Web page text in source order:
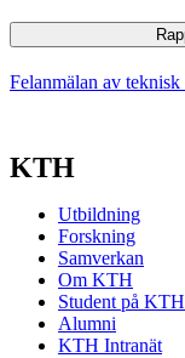
Felanmälan av
KTH
Utbildning
Forskning
Samverkan
Om KTH
Student på KTH
Alumni
KTH Intranät